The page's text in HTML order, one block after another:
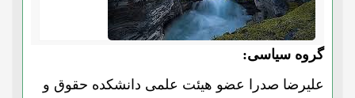
گروه سیاسی:
علیرضا صدرا عضو هیئت علمی دانشکده حقوق و